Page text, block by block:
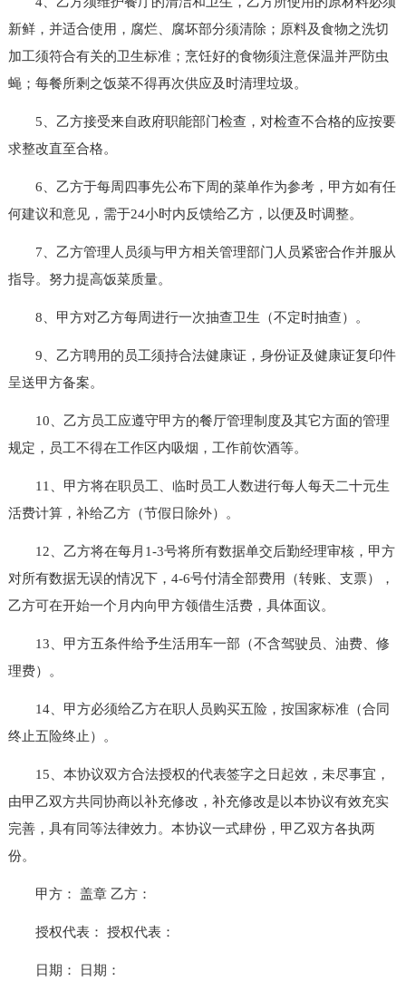
新鲜，并适合使用，腐烂、腐坏部分须清除；原料及食物之洗切
加工须符合有关的卫生标准；烹饪好的食物须注意保温并严防虫
蝇；每餐所剩之饭菜不得再次供应及时清理垃圾。
5、乙方接受来自政府职能部门检查，对检查不合格的应按要
求整改直至合格。
6、乙方于每周四事先公布下周的菜单作为参考，甲方如有任
何建议和意见，需于24小时内反馈给乙方，以便及时调整。
7、乙方管理人员须与甲方相关管理部门人员紧密合作并服从
指导。努力提高饭菜质量。
8、甲方对乙方每周进行一次抽查卫生（不定时抽查）。
9、乙方聘用的员工须持合法健康证，身份证及健康证复印件
呈送甲方备案。
10、乙方员工应遵守甲方的餐厅管理制度及其它方面的管理
规定，员工不得在工作区内吸烟，工作前饮酒等。
11、甲方将在职员工、临时员工人数进行每人每天二十元生
活费计算，补给乙方（节假日除外）。
12、乙方将在每月1-3号将所有数据单交后勤经理审核，甲方
对所有数据无误的情况下，4-6号付清全部费用（转账、支票），
乙方可在开始一个月内向甲方领借生活费，具体面议。
13、甲方五条件给予生活用车一部（不含驾驶员、油费、修
理费）。
14、甲方必须给乙方在职人员购买五险，按国家标准（合同
终止五险终止）。
15、本协议双方合法授权的代表签字之日起效，未尽事宜，
由甲乙双方共同协商以补充修改，补充修改是以本协议有效充实
完善，具有同等法律效力。本协议一式肆份，甲乙双方各执两
份。
甲方： 盖章 乙方：
授权代表： 授权代表：
日期： 日期：